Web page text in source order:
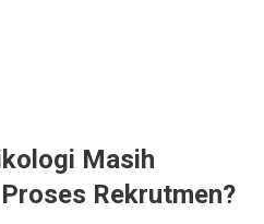
Masih
Rekrutmen?